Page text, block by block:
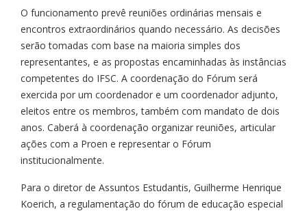
O funcionamento prevê reuniões ordinárias mensais e
encontros extraordinários quando necessário. As decisões
serão tomadas com base na maioria simples dos
representantes, e as propostas encaminhadas às instâncias
competentes do IFSC. A coordenação do Fórum será
exercida por um coordenador e um coordenador adjunto,
eleitos entre os membros, também com mandato de dois
anos. Caberá à coordenação organizar reuniões, articular
ações com a Proen e representar o Fórum
institucionalmente.
Para o diretor de Assuntos Estudantis, Guilherme Henrique
Koerich, a regulamentação do fórum de educação especial